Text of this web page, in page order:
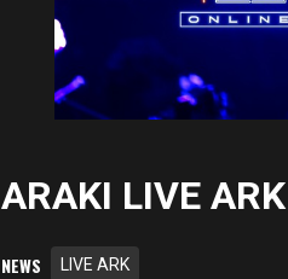
ARAKI LIVE
NEWS LIVE ARK